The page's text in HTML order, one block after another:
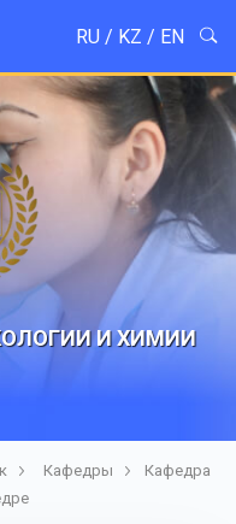
RU / KZ / EN
И ХИМИИ
Кафедры
Кафедра